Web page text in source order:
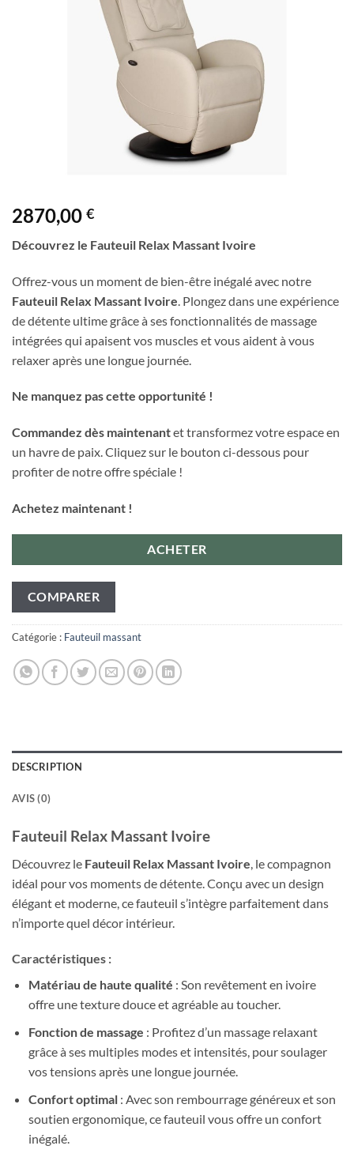
2870,00 €
Découvrez le Fauteuil Relax Massant Ivoire
Offrez-vous un moment de bien-être inégalé avec notre
Fauteuil Relax Massant Ivoire . Plongez dans une expérience
de détente ultime grâce à ses fonctionnalités de massage
intégrées qui apaisent vos muscles et vous aident à vous
relaxer après une longue journée.
Ne manquez pas cette opportunité !
Commandez dès maintenantet transformez votre espace en
un havre de paix. Cliquez sur le bouton ci-dessous pour
profiter de notre offre spéciale !
Achetez maintenant !
ACHETER
COMPARER
Catégorie : Fauteuil massant
DESCRIPTION
AVIS (0)
Fauteuil Relax Massant Ivoire
Découvrez le Fauteuil Relax Massant Ivoire , le compagnon
idéal pour vos moments de détente. Conçu avec un design
élégant et moderne, ce fauteuil s’intègre parfaitement dans
n’importe quel décor intérieur.
Caractéristiques :
Matériau de haute qualité : Son revêtement en ivoire
offre une texture douce et agréable au toucher.
Fonction de massage : Profitez d’un massage relaxant
grâce à ses multiples modes et intensités, pour soulager
vos tensions après une longue journée.
Confort optimal: Avec son rembourrage généreux et son
soutien ergonomique, ce fauteuil vous offre un confort
inégalé.